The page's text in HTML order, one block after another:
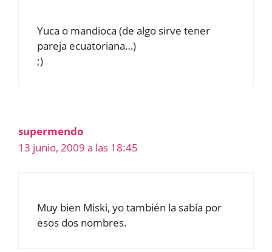
Yuca o mandioca (de algo sirve tener
pareja ecuatoriana…)
;)
supermendo
13 junio, 2009 a las 18:45
Muy bien Miski, yo también la sabía por
esos dos nombres.